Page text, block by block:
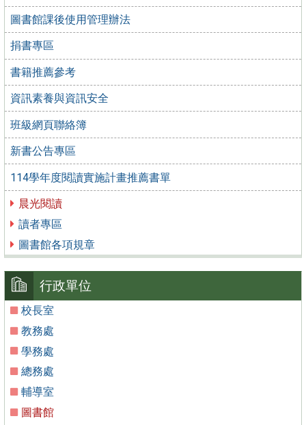
圖書館課後使用管理辦法
捐書專區
書籍推薦參考
資訊素養與資訊安全
班級網頁聯絡簿
新書公告專區
114學年度閱讀實施計畫推薦書單
晨光閱讀
讀者專區
圖書館各項規章
行政單位
校長室
教務處
學務處
總務處
輔導室
圖書館